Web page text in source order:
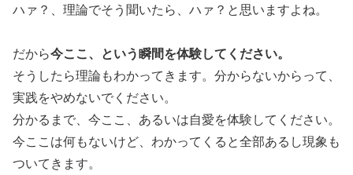
ハァ？、理論でそう聞いたら、ハァ？と思いますよね。
だから今ここ、という瞬間を体験してください。
そうしたら理論もわかってきます。分からないからって、
実践をやめないでください。
分かるまで、今ここ、あるいは自愛を体験してください。
今ここは何もないけど、わかってくると全部あるし現象も
ついてきます。